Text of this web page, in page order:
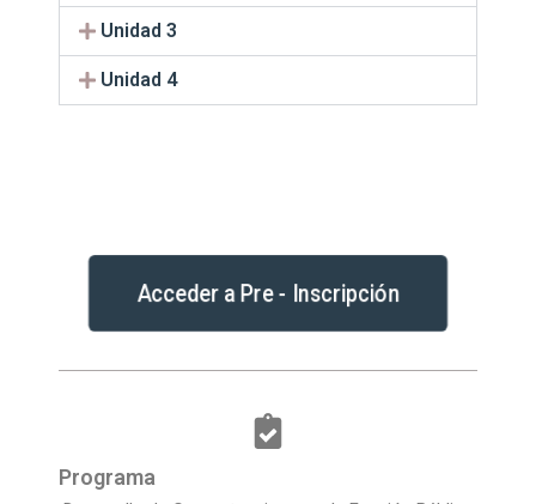
Unidad 3
Unidad 4
Acceder a Pre - Inscripción
Programa